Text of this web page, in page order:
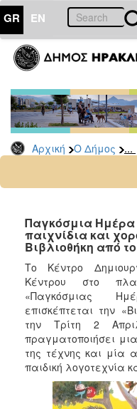
GR EN
Αρχική Ο Δήμος ...
ΔΗΜΟΣ
Δελτία
Τύπου
Αρχείο
2026
2024
2022
2021
2020
2019
2018
2017
2016
2015
2013
Παγκόσμια Ημέρα
παιχνίδια και
Βιβλιοθήκη από
Το Κέντρο
Κέντρου στο
«Παγκόσμιας
επισκέπτεται την
την Τρίτη 2
πραγματοποιήσει
της τέχνης και μία
παιδική λογοτεχνία